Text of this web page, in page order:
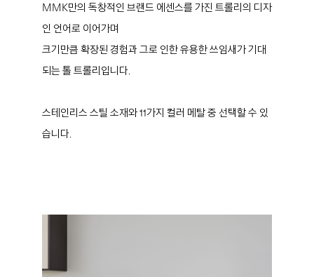
MMK만의 독창적인 브랜드 에센스를 가진 트롤리의 디자
인 언어로 이어가며
크기만큼 확장된 경험과 그로 인한 유용한 쓰임새가 기대
되는 톨 트롤리입니다.
스테인리스 스틸 소재와 11가지 컬러 메탈 중 선택할 수 있
습니다.